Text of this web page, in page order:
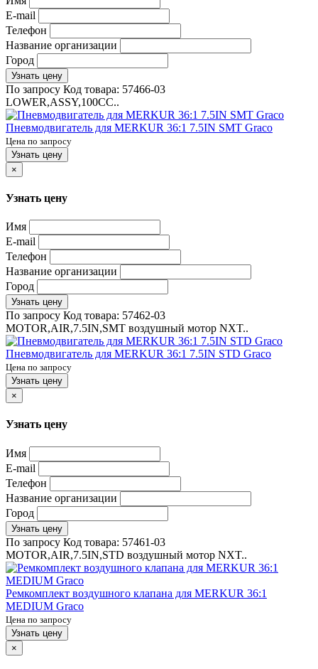
E-mail
Телефон
Название организации
Город
Узнать цену
По запросу Код товара: 57466-03
LOWER,ASSY,100CC..
Пневмодвигатель для MERKUR 36:1 7.5IN SMT Graco
Цена по запросу
Узнать цену
×
Узнать цену
Имя
E-mail
Телефон
Название организации
Город
Узнать цену
По запросу Код товара: 57462-03
MOTOR,AIR,7.5IN,SMT воздушный мотор NXT..
Пневмодвигатель для MERKUR 36:1 7.5IN STD Graco
Цена по запросу
Узнать цену
×
Узнать цену
Имя
E-mail
Телефон
Название организации
Город
Узнать цену
По запросу Код товара: 57461-03
MOTOR,AIR,7.5IN,STD воздушный мотор NXT..
Ремкомплект воздушного клапана для MERKUR 36:1
MEDIUM Graco
Цена по запросу
Узнать цену
×